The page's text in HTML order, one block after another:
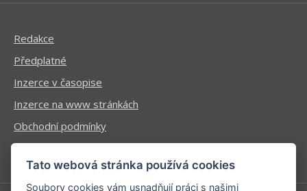
Redakce
Předplatné
Inzerce v časopise
Inzerce na www stránkách
Obchodní podmínky
Ochrana osobních údajů
Tato webová stránka používá cookies
Soubory cookies vám usnadňují práci s našimi